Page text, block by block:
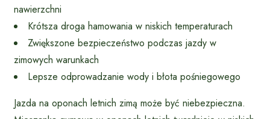
nawierzchni
Krótsza droga hamowania w niskich temperaturach
Zwiększone bezpieczeństwo podczas jazdy w
zimowych warunkach
Lepsze odprowadzanie wody i błota pośniegowego
Jazda na oponach letnich zimą może być niebezpieczna.